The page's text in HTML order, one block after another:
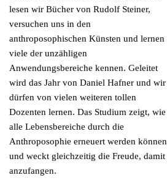
lesen wir Bücher von Rudolf Steiner,
versuchen uns in den
anthroposophischen Künsten und lernen
viele der unzähligen
Anwendungsbereiche kennen. Geleitet
wird das Jahr von Daniel Hafner und wir
dürfen von vielen weiteren tollen
Dozenten lernen. Das Studium zeigt, wie
alle Lebensbereiche durch die
Anthroposophie erneuert werden können
und weckt gleichzeitig die Freude, damit
anzufangen.